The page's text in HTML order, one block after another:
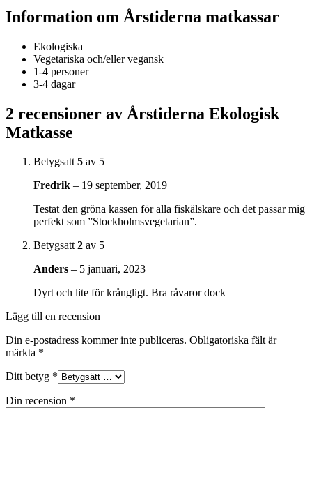
Information om Årstiderna matkassar
Ekologiska
Vegetariska och/eller vegansk
1-4 personer
3-4 dagar
2 recensioner av Årstiderna Ekologisk
Matkasse
Betygsatt5 av 5
Fredrik – 19 september, 2019
Testat den gröna kassen för alla fiskälskare och det passar mig
perfekt som ”Stockholmsvegetarian”.
Betygsatt2 av 5
Anders – 5 januari, 2023
Dyrt och lite för krångligt. Bra råvaror dock
Lägg till en recension
Din e-postadress kommer inte publiceras. Obligatoriska fält är
märkta *
Ditt betyg *
Din recension *